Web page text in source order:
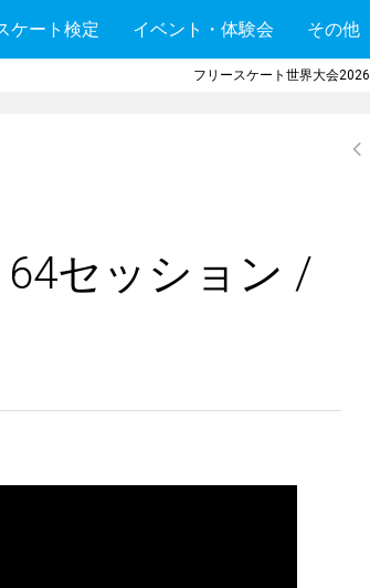
ケート検定 イベント・体験会 その他
フリースケート世界大会2026
セッション /